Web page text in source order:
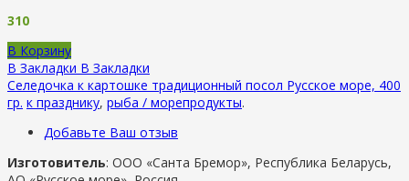
310
В Корзину
В Закладки В Закладки
Селедочка к картошке традиционный посол Русское море, 400
гр. к празднику, рыба / морепродукты.
Добавьте Ваш отзыв
Изготовитель: ООО «Санта Бремор», Республика Беларусь,